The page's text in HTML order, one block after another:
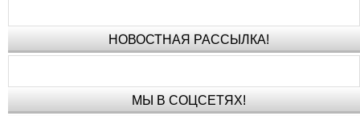
НОВОСТНАЯ РАССЫЛКА!
МЫ В СОЦСЕТЯХ!